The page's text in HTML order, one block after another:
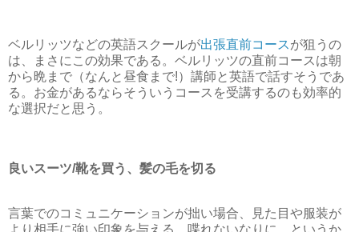
ベルリッツなどの英語スクールが出張直前コースが狙うの
は、まさにこの効果である。ベルリッツの直前コースは朝
から晩まで（なんと昼食まで!）講師と英語で話すそうであ
る。お金があるならそういうコースを受講するのも効率的
な選択だと思う。
良いスーツ/靴を買う、髪の毛を切る
言葉でのコミュニケーションが拙い場合、見た目や服装が